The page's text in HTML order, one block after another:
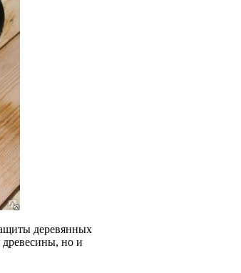
деревянных
древесины, но и